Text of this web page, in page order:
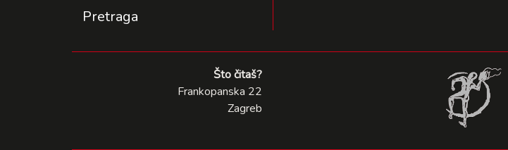
Pretraga
Što čitaš?
Frankopanska 22
Zagreb